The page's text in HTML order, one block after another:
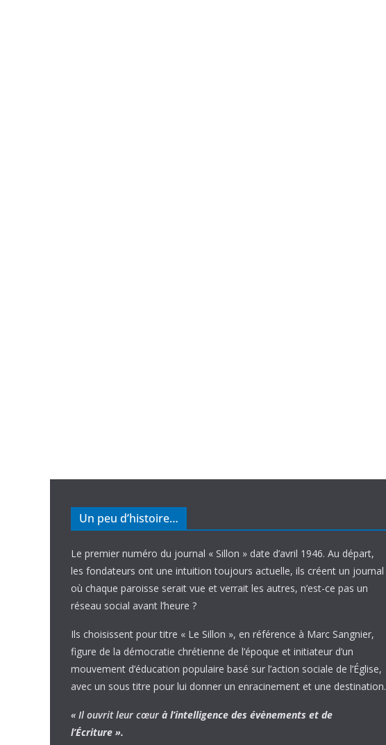
Un peu d’histoire…
Le premier numéro du journal « Sillon » date d’avril 1946. Au départ,
les fondateurs ont une intuition toujours actuelle, ils créent un journal
où chaque paroisse serait vue et verrait les autres, n’est-ce pas un
réseau social avant l’heure ?
Ils choisissent pour titre « Le Sillon », en référence à Marc Sangnier,
figure de la démocratie chrétienne de l’époque et initiateur d’un
mouvement d’éducation populaire basé sur l’action sociale de l’Église,
avec un sous titre pour lui donner un enracinement et une destination.
« Il ouvrit leur cœur à l’intelligence des évènements et de
l’Écriture ».